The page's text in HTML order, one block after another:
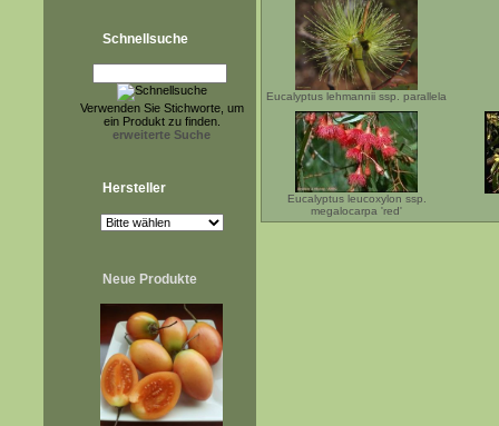
Schnellsuche
Verwenden Sie Stichworte, um
ein Produkt zu finden.
erweiterte Suche
Hersteller
Neue Produkte
Eucalyptus lehmannii ssp. parallela
Eucalyptus leucoxylon ssp.
megalocarpa 'red'